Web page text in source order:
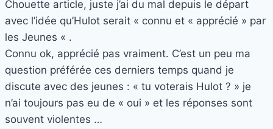
Chouette article, juste j’ai du mal depuis le départ
avec l’idée qu’Hulot serait « connu et « apprécié » par
les Jeunes « .
Connu ok, apprécié pas vraiment. C’est un peu ma
question préférée ces derniers temps quand je
discute avec des jeunes : « tu voterais Hulot ? » je
n’ai toujours pas eu de « oui » et les réponses sont
souvent violentes …